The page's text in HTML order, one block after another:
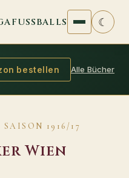
☾
bestellen Alle Bücher
1916/17
Wien